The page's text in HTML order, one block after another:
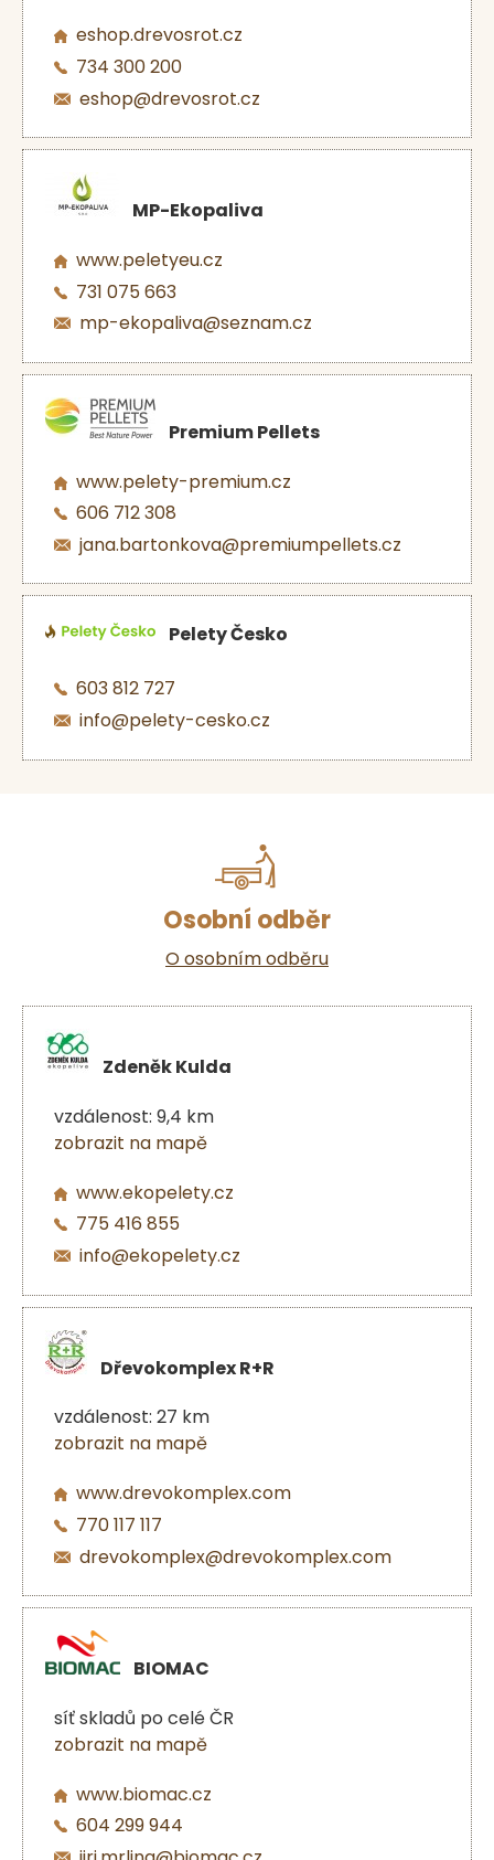
eshop.drevosrot.cz
734 300 200
eshop@drevosrot.cz
MP-Ekopaliva
www.peletyeu.cz
731 075 663
mp-ekopaliva@seznam.cz
Premium Pellets
www.pelety-premium.cz
606 712 308
jana.bartonkova@premiumpellets.cz
Pelety Česko
603 812 727
info@pelety-cesko.cz
Osobní odběr
O osobním odběru
Zdeněk Kulda
vzdálenost: 9,4 km
zobrazit na mapě
www.ekopelety.cz
775 416 855
info@ekopelety.cz
Dřevokomplex R+R
vzdálenost: 27 km
zobrazit na mapě
www.drevokomplex.com
770 117 117
drevokomplex@drevokomplex.com
BIOMAC
síť skladů po celé ČR
zobrazit na mapě
www.biomac.cz
604 299 944